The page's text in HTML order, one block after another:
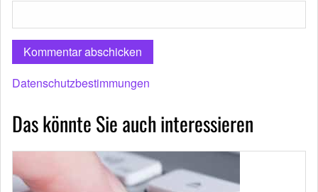
Datenschutzbestimmungen
Das könnte Sie auch interessieren